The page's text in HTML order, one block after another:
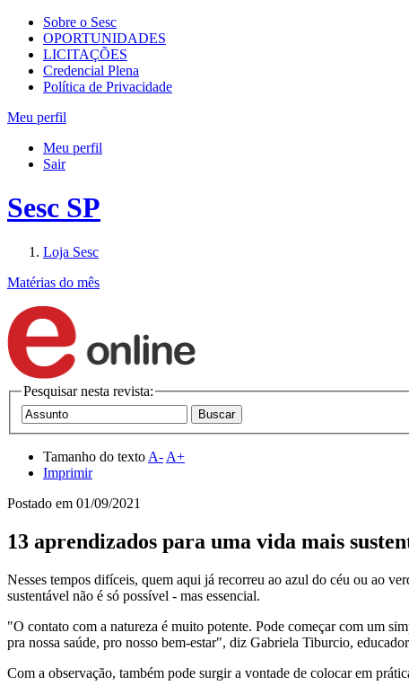
Sobre o Sesc
OPORTUNIDADES
LICITAÇÕES
Credencial Plena
Política de Privacidade
Meu perfil
Meu perfil
Sair
Sesc SP
Loja Sesc
Matérias do mês
Pesquisar nesta revista:
Tamanho do texto A- A+
Imprimir
Postado em 01/09/2021
13 aprendizados para uma vida mais
Nesses tempos difíceis, quem aqui já recorreu ao azul do céu ou ao
sustentável não é só possível - mas essencial.
"O contato com a natureza é muito potente. Pode começar com um
pra nossa saúde, pro nosso bem-estar", diz Gabriela Tiburcio,
Com a observação, também pode surgir a vontade de colocar em